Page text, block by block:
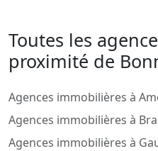
Toutes les
proximité de
Agences immobilières à
Agences immobilières à
Agences immobilières à